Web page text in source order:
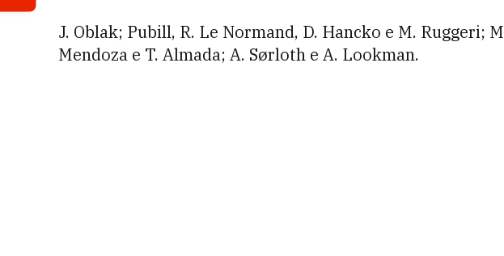
J. Oblak; Pubill, R. Le Normand, D. Hancko e M. Ruggeri;
Mendoza e T. Almada; A. Sørloth e A. Lookman.